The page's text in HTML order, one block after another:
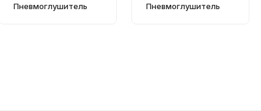
Пневмоглушитель
Пневмоглушитель